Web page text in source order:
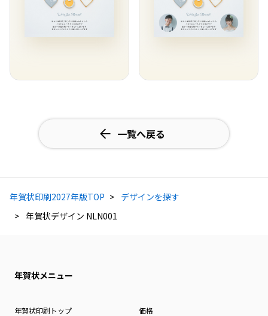
一覧へ戻る
年賀状印刷2027年版TOP
デザインを探す
年賀状デザイン NLN001
年賀状メニュー
年賀状印刷トップ 価格